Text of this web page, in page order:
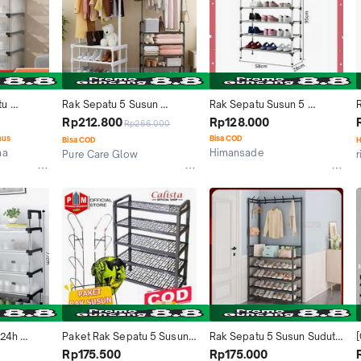
Rak
Rak Sepatu 5 Susun
Dengan Rol Gantungan Baju
Tempat Penyimpanan
Gantung Pakaian Rak Topi
Tas Rak Serbaguna Jaket
Rp212.800Rp266.000
Bisa COD
Pure Care Glow
Rak Sepatu Susun 5
Tingkat Besi Tempat
Gantung Payung
Rp128.000
Bisa COD
Himansade
Homes
Paket Rak Sepatu 5 Susun
+ Rak Helm Gantung -
Rp175.500
Rak Sepatu 5 Susun Sudut
Stand Hanger Gantungan
Rp175.000